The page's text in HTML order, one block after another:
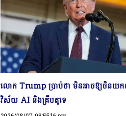
លោក Trump ប្រាប់​ថា មិនអាចឱ្យចិនយក
វិស័យ​ AI និងគ្រីបតូទេ